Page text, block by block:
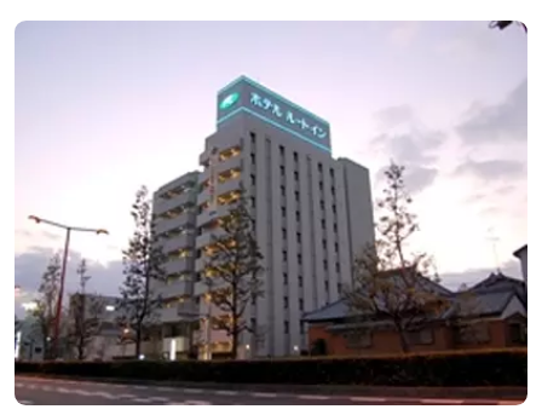
１階…コンビニエンスストア“ローソン” 和食“いせもん本店”...